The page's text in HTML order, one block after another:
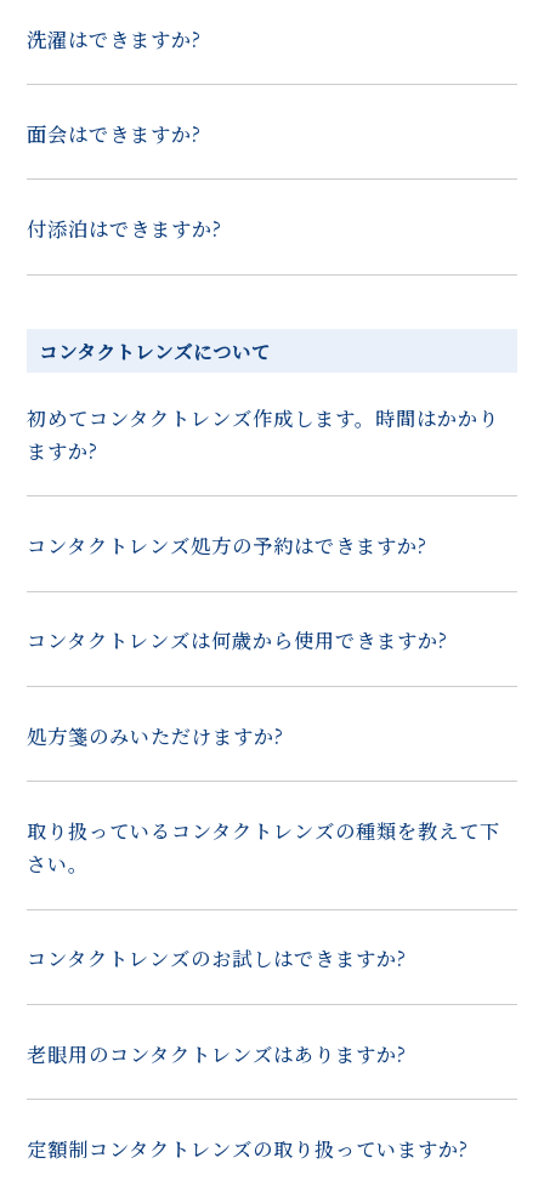
洗濯はできますか?
面会はできますか?
付添泊はできますか?
コンタクトレンズについて
初めてコンタクトレンズ作成します。時間はかかり
ますか?
コンタクトレンズ処方の予約はできますか?
コンタクトレンズは何歳から使用できますか?
処方箋のみいただけますか?
取り扱っているコンタクトレンズの種類を教えて下
さい。
コンタクトレンズのお試しはできますか?
老眼用のコンタクトレンズはありますか?
定額制コンタクトレンズの取り扱っていますか?